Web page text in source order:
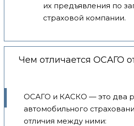
их предъявления по
страховой компании.
Чем отличается ОСАГО
ОСАГО и КАСКО — это два
автомобильного
отличия между ними: